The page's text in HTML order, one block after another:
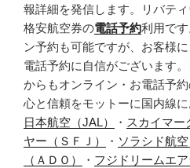
報詳細を発信します。リバテ
格安航空券の電話予約利用で
ン予約も可能ですが、お客様
電話予約に自信がございます
からもオンライン・お電話予
心と信頼をモットーに国内線に
日本航空（JAL）
・ スカイマー
ヤー（ＳＦＪ）
・ ソラシド航空
（ＡＤＯ）
・ フジドリームエア